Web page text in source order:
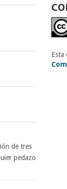
de tres
pedazo
Esta